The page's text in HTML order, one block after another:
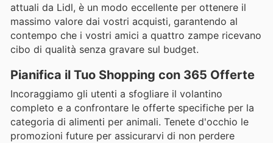
attuali da Lidl, è un modo eccellente per ottenere il
massimo valore dai vostri acquisti, garantendo al
contempo che i vostri amici a quattro zampe ricevano
cibo di qualità senza gravare sul budget.
Pianifica il Tuo Shopping con 365 Offerte
Incoraggiamo gli utenti a sfogliare il volantino
completo e a confrontare le offerte specifiche per la
categoria di alimenti per animali. Tenete d'occhio le
promozioni future per assicurarvi di non perdere